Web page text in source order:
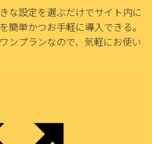
な設定を選ぶだけでサイト内に
簡単かつお手軽に導入できる。
ンプランなので、気軽にお使い